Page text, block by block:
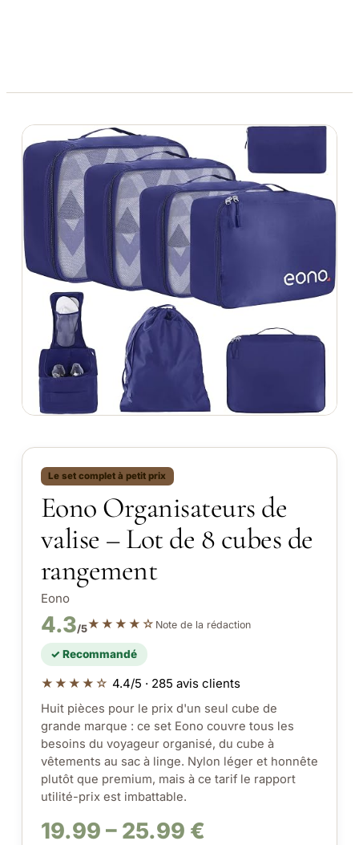
Le set complet à petit prix
Eono Organisateurs de
valise – Lot de 8 cubes de
rangement
Eono
4.3/5★★★★☆ Note de la rédaction
✓ Recommandé
★★★★☆ 4.4/5 · 285 avis clients
Huit pièces pour le prix d'un seul cube de
grande marque : ce set Eono couvre tous les
besoins du voyageur organisé, du cube à
vêtements au sac à linge. Nylon léger et honnête
plutôt que premium, mais à ce tarif le rapport
utilité-prix est imbattable.
19.99 – 25.99 €